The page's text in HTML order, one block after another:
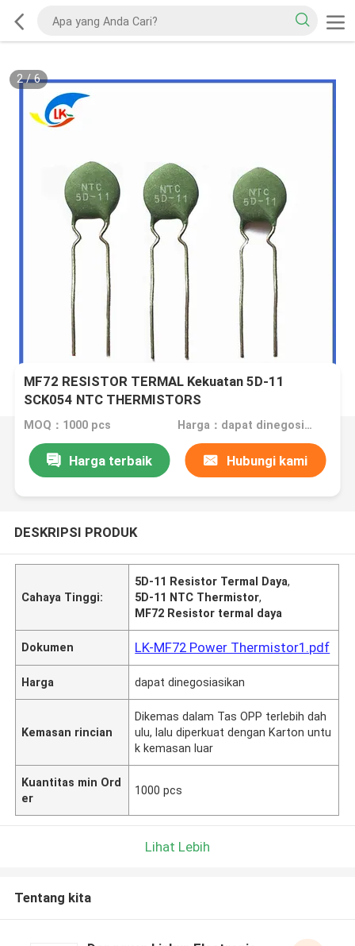
2/6
MF72 RESISTOR TERMAL Kekuatan 5D-11
SCK054 NTC THERMISTORS
MOQ：1000 pcs Harga：dapat dinegosiasikan
Harga terbaik Hubungi kami
DESKRIPSI PRODUK
Cahaya Tinggi:
5D-11 Resistor Termal Daya,
5D-11 NTC Thermistor,
MF72 Resistor termal daya
Dokumen LK-MF72 Power Thermistor1.pdf
Harga dapat dinegosiasikan
Kemasan rincian
Dikemas dalam Tas OPP terlebih dah
ulu, lalu diperkuat dengan Karton untu
k kemasan luar
Kuantitas min Ord
er
1000 pcs
Lihat Lebih
Tentang kita